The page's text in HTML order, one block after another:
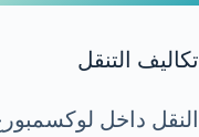
تكاليف التنقل
النقل داخل